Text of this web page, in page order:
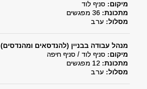
מיקום: סניף לוד
מתכונת:
מסלול: ערב
מנהל עבודה בבניין (להנדסאים ומהנדסים)
מיקום: סניף לוד / סניף חיפה
מתכונת:
מסלול: ערב